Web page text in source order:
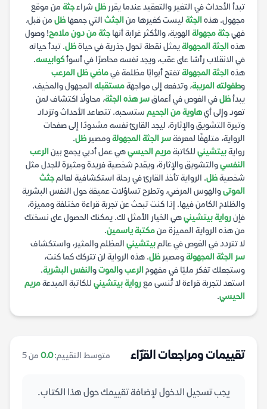
تبدأ الأحداث في التغير والتعقيد عندما يقرر ظل شراءجثة من موقع
مجهول. هذهالجثة ليست كغيرها منالجثث التي جمعها ظل من قبل،
فهيجثة مجهولة الهوية، والأكثر غرابة أنهاجثة من دون ملامح! وصول
هذهالجثة المجهولةيمثل نقطة تحول جذرية في حياةظل. تبدأ حياته
في الانقلاب رأسًا على عقب، ويجد نفسه محاصرًا في أسوأكوابيسه.
هذهالجثة المجهولةتفتح أبوابًا مظلمة فيماضي ظل المرعب
وطفولته المريبة، وتدفعه إلى مواجهةمستقبله المجهول والمخيف.
يبدأظلفي الغوص في أعماقسر هذه الجثة، محاولًا اكتشاف لمن
تعود وإلى أيهاوية من الجحيم ستسحبه. تتصاعد الأحداث وتزداد
وتيرة التشويق والإثارة، ليجد القارئ نفسه مشدودًا إلى صفحات
الرواية، متلهفًا لمعرفةسر الجثة المجهولةومصير ظل.
روايةبيتشيني للكاتبةمريم الحيسيهي عمل أدبي يجمع بينالرعب
النفسيوالتشويق والإثارة، ويقدم شخصية فريدة ومثيرة للجدل مثل
شخصيةظل. الرواية تأخذ القارئ في رحلة استكشافية لعالمجثث
الموتىوالهوس المرضي، وتطرح تساؤلات عميقة حول النفس البشرية
والظلام الكامن فيها. إذا كنت تبحث عن تجربة قراءة مختلفة ومميزة،
فإنرواية بيتشينيهي الخيار الأمثل لك. يمكنك الحصول على نسختك
من هذه الرواية المميزة منمكتبة ياسمين.
لا تتردد في الغوص في عالمبيتشيني المظلم والمثير، واستكشاف
سر الجثة المجهولةومصير ظل. هذه الرواية لن تتركك كما كنت،
وستجعلك تفكر مليًا في مفهومالرعبوالموتوالنفس البشرية.
استعد لتجربة قراءة لا تُنسى معرواية بيتشيني للكاتبة المبدعةمريم
الحيسي.
تقييمات ومراجعات القرّاء متوسط التقييم:0.0 من 5
يجب تسجيل الدخول لإضافة تقييمك حول هذا الكتاب.